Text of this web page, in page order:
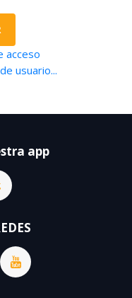
acceso
usuario...
app